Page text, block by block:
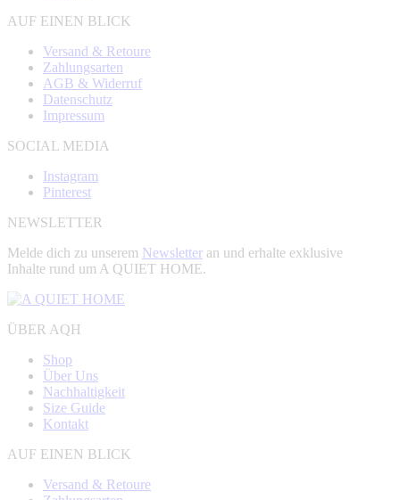
AUF EINEN BLICK
Versand & Retoure
Zahlungsarten
AGB & Widerruf
Datenschutz
Impressum
SOCIAL MEDIA
Instagram
Pinterest
NEWSLETTER
Melde dich zu unserem Newsletter an und erhalte exklusive
Inhalte rund um A QUIET HOME.
ÜBER AQH
Shop
Über Uns
Nachhaltigkeit
Size Guide
Kontakt
AUF EINEN BLICK
Versand & Retoure